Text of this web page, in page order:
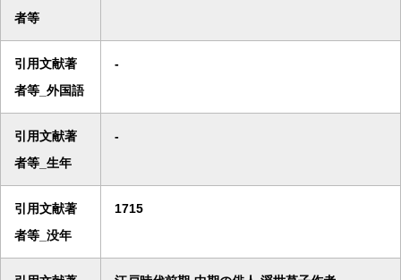
者等
引用文献著
者等_外国語
-
引用文献著
者等_生年
-
引用文献著
者等_没年
1715